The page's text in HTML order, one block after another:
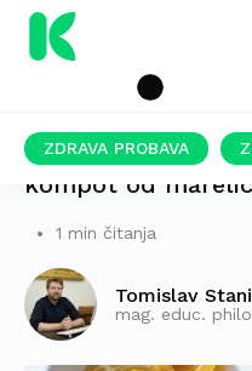
ZDRAVA PROBAVA
kompot od
1 min čitanja
Tomislav
mag. educ.